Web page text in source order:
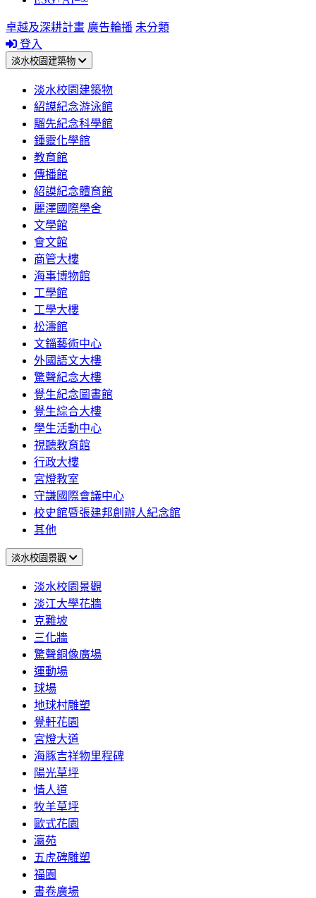
卓越及深耕計畫 廣告輪播 未分類
登入
淡水校園建築物
淡水校園建築物
紹謨紀念游泳館
騮先紀念科學館
鍾靈化學館
教育館
傳播館
紹謨紀念體育館
麗澤國際學舍
文學館
會文館
商管大樓
海事博物館
工學館
工學大樓
松濤館
文錙藝術中心
外國語文大樓
驚聲紀念大樓
覺生紀念圖書館
覺生綜合大樓
學生活動中心
視聽教育館
行政大樓
宮燈教室
守謙國際會議中心
校史館暨張建邦創辦人紀念館
其他
淡水校園景觀
淡水校園景觀
淡江大學花牆
克難坡
三化牆
驚聲銅像廣場
運動場
球場
地球村雕塑
覺軒花園
宮燈大道
海豚吉祥物里程碑
陽光草坪
情人道
牧羊草坪
歐式花園
瀛苑
五虎碑雕塑
福園
書卷廣場